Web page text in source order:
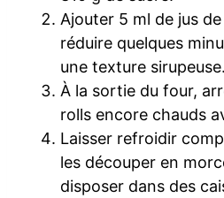
Ajouter 5 ml de jus
réduire quelques
une texture sirupeuse.
À la sortie du four,
rolls encore chauds
Laisser refroidir
les découper en
disposer dans des